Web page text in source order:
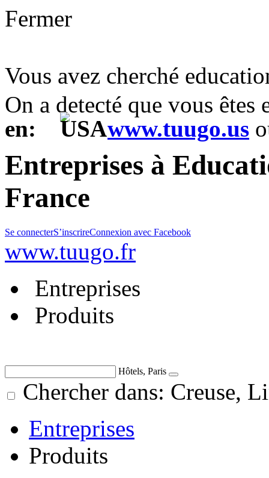
Fermer
Vous avez cherché
On a detecté que vous
en:
www.tuugo.us
Entreprises à
France
Se connecterS’inscrireConnexion avec Facebook
www.tuugo.fr
Entreprises
Produits
Hôtels, Paris
Chercher dans: Creuse,
Entreprises
Produits